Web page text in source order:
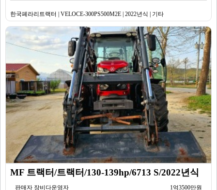
한국페라리트랙터 | VELOCE-300PS500M2E | 2022년식 | 기타
MF 트랙터/트랙터/130-139hp/6713 S/2022년식
판매자 장비다운영자 1억3500만원